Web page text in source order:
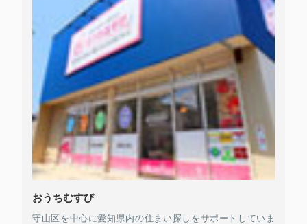
おうちむすび
守山区を中心に愛知県内の住まい探しをサポートしていま